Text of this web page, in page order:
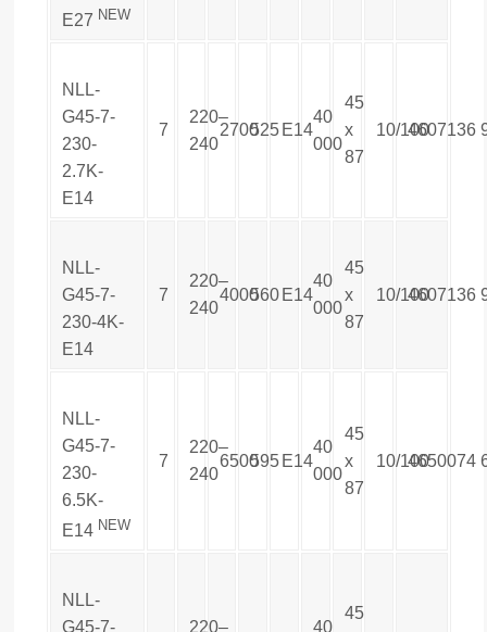
E27 NEW
NLL-
G45-7-
230-
2.7K-
E14
7
220–
240
2700525 E14
40
000
45
х
87
10/1004607136
NLL-
G45-7-
230-4K-
E14
7
220–
240
4000560 E14
40
000
45
х
87
10/1004607136
NLL-
G45-7-
230-
6.5K-
E14 NEW
7
220–
240
6500595 E14
40
000
45
х
87
10/1004650074
NLL-
G45-7-
220– 40
45